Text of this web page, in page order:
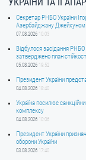
Секретар РНБО України
Азербайджану
07.08.2026 10:03
Відбулося засідання РНБО
затверджено план
05.08.2026 19:52
Президент України
04.08.2026 18:40
Україна посилює
комплексу
04.08.2026 10:06
Президент України
оборони України
03.08.2026 17:40